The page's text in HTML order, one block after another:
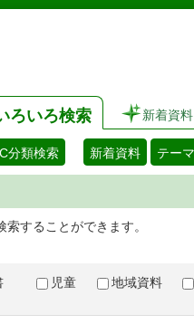
ろいろ検索 新着資料
分類検索 新着資料 テー
することができます。
児童
地域資料